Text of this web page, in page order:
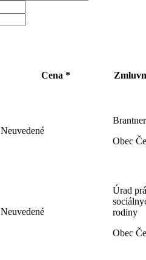
Cena *
Neuvedené
Obec
Neuvedené
Úrad
rodiny
Obec